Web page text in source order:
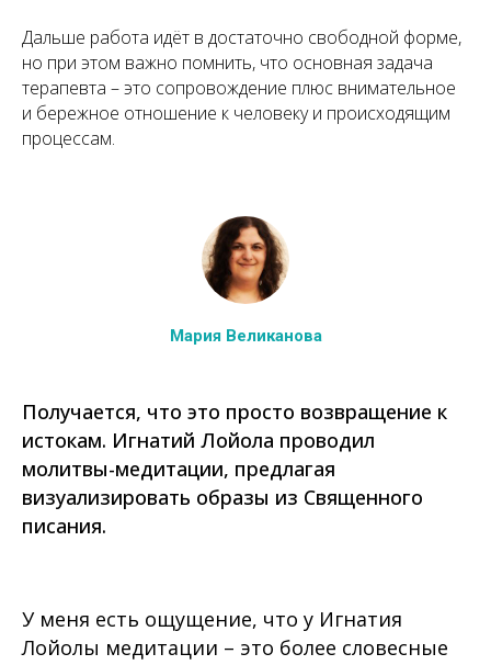
Дальше работа идёт в достаточно свободной форме,
но при этом важно помнить, что основная задача
терапевта – это сопровождение плюс внимательное
и бережное отношение к человеку и происходящим
процессам.
Мария Великанова
Получается, что это просто возвращение к
истокам. Игнатий Лойола проводил
молитвы-медитации, предлагая
визуализировать образы из Священного
писания.
У меня есть ощущение, что у Игнатия
Лойолы медитации – это более словесные